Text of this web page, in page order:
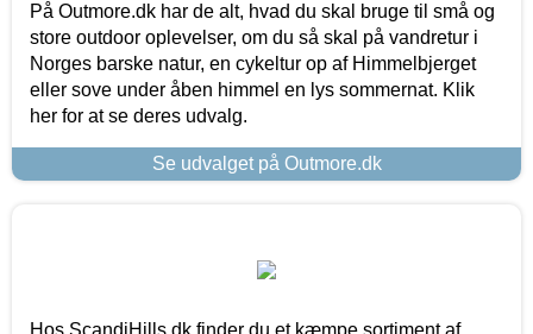
På Outmore.dk har de alt, hvad du skal bruge til små og
store outdoor oplevelser, om du så skal på vandretur i
Norges barske natur, en cykeltur op af Himmelbjerget
eller sove under åben himmel en lys sommernat. Klik
her for at se deres udvalg.
Se udvalget på Outmore.dk